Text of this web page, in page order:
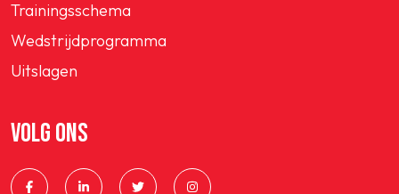
Trainingsschema
Wedstrijdprogramma
Uitslagen
VOLG ONS